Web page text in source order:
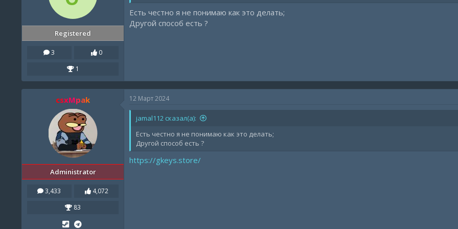
Registered
3
0
1
Есть честно я не понимаю как это делать;
Другой способ есть ?
csxMpak
Administrator
3,433
4,072
83
12 Март 2024
jamal112 сказал(а):
Есть честно я не понимаю как это делать;
Другой способ есть ?
https://gkeys.store/